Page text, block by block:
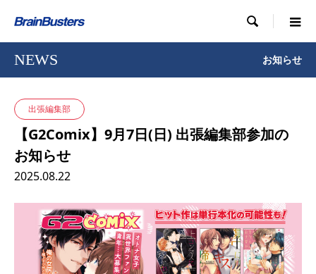

NEWS お知らせ
出張編集部
【G2Comix】9月7日(日) 出張編集部参加の
お知らせ
2025.08.22